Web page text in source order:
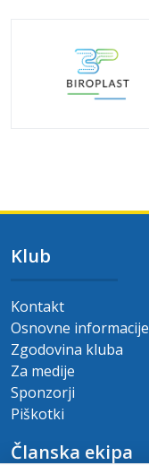
Klub
Kontakt
Osnovne informacije
Zgodovina kluba
Za medije
Sponzorji
Piškotki
Članska ekipa